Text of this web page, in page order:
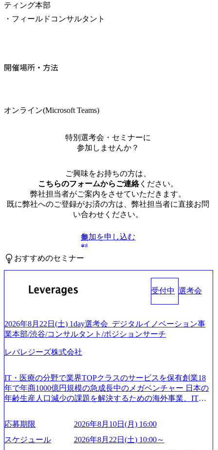
ティング本部
・フィールドコンサルタント
開催場所・方法
オンライン(Microsoft Teams)
特別選考会・セミナーに
参加しませんか？
ご興味をお持ちの方は、
こちらのフォームからご連絡ください。
弊社担当者がご案内をさせていただきます。
既に弊社へのご登録がお済の方は、弊社担当者に直接お問
い合わせください。
無
料
参加を申し込む
おすすめのセミナー
受付中 選考会
2026年8月22日(土) 1day選考会_デジタルイノベーション事
業本部/渋谷/コンサルタント/ポジションサーチ
レバレジーズ株式会社
IT・医療の分野で業界TOPクラスのサービスを保有創業18
年で年商1000億円規模の急成長中のメガベンチャー 日本の
年齢生産人口減少の課題を解決するための海外事業、IT事
以上の事業を展開する オールインハウスの組織体制をとっ
ており社内で新しい事業開発などの人員調達できる 独立資
本経営をとっており、事業創造の自由度が高い https://storag
応募期限
2026年8月10日(月) 16:00
スケジュール
2026年8月22日(土) 10:00～